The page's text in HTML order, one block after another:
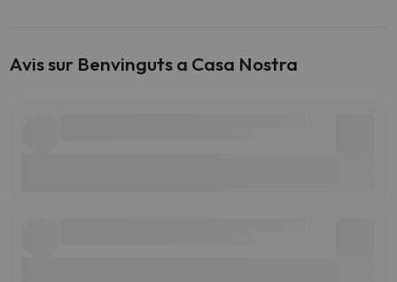
Avis sur Benvinguts a Casa Nostra